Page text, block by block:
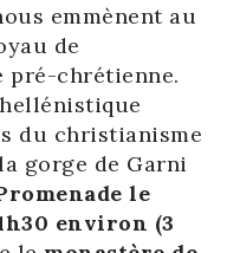
emmènent au
de
pré-chrétienne.
du christianisme
gorge de Garni
le
environ (3